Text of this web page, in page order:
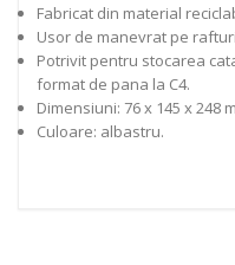
Fabricat din material
Usor de manevrat pe
Potrivit pentru stocarea
format de pana la C4.
Dimensiuni: 76 x 145 x 248
Culoare: albastru.